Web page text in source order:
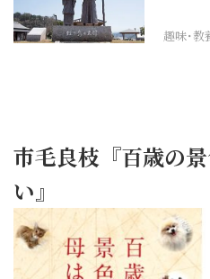
趣味･教
市毛良枝『百歳の
い』